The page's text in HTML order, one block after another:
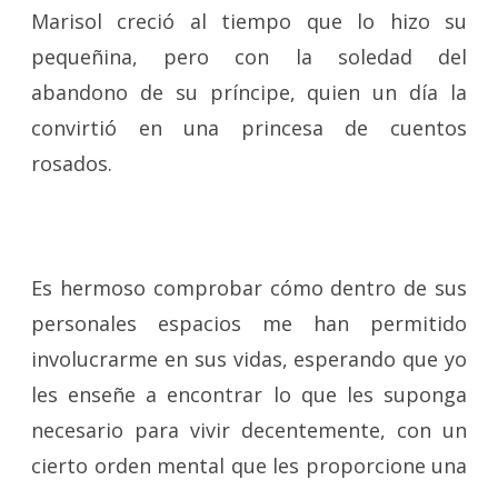
Marisol creció al tiempo que lo hizo su
pequeñina, pero con la soledad del
abandono de su príncipe, quien un día la
convirtió en una princesa de cuentos
rosados.
Es hermoso comprobar cómo dentro de sus
personales espacios me han permitido
involucrarme en sus vidas, esperando que yo
les enseñe a encontrar lo que les suponga
necesario para vivir decentemente, con un
cierto orden mental que les proporcione una